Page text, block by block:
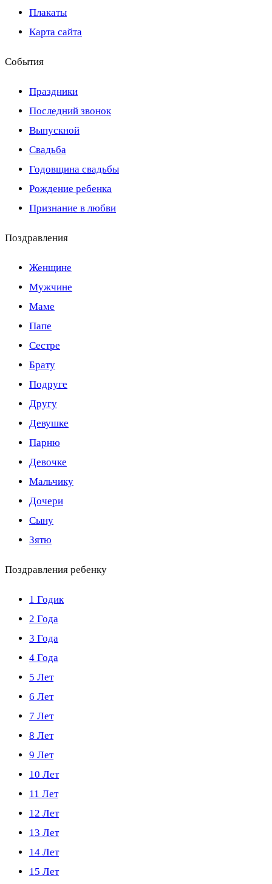
Плакаты
Карта сайта
События
Праздники
Последний звонок
Выпускной
Свадьба
Годовщина свадьбы
Рождение ребенка
Признание в любви
Поздравления
Женщине
Мужчине
Маме
Папе
Сестре
Брату
Подруге
Другу
Девушке
Парню
Девочке
Мальчику
Дочери
Сыну
Зятю
Поздравления ребенку
1 Годик
2 Года
3 Года
4 Года
5 Лет
6 Лет
7 Лет
8 Лет
9 Лет
10 Лет
11 Лет
12 Лет
13 Лет
14 Лет
15 Лет